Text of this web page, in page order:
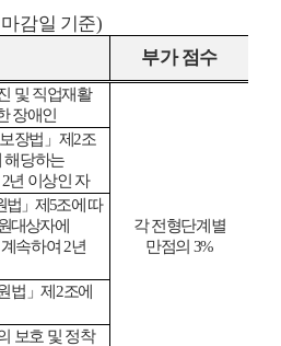
감일 기준)
부가 점수
및 직업재활
장애인
각 전형단계별
만점의 3%
장법 」 제 2조
해당하는
2년 이상인 자
법 」제 5조에 따
대상자에
속하여 2년
법 」제 2조에
보호 및 정착